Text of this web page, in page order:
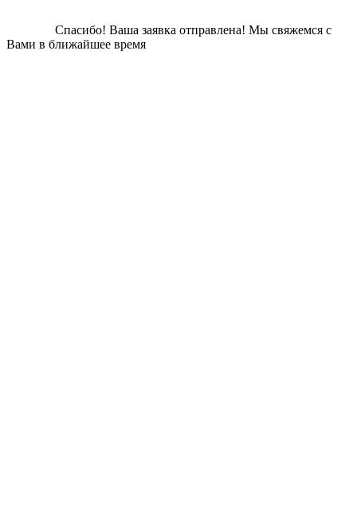
Спасибо! Ваша заявка отправлена! Мы свяжемся с
Вами в ближайшее время